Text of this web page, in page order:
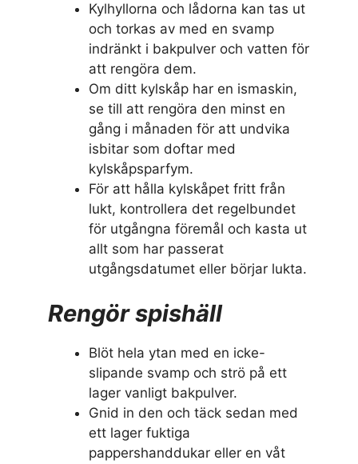
Kylhyllorna och lådorna kan tas ut
och torkas av med en svamp
indränkt i bakpulver och vatten för
att rengöra dem.
Om ditt kylskåp har en ismaskin,
se till att rengöra den minst en
gång i månaden för att undvika
isbitar som doftar med
kylskåpsparfym.
För att hålla kylskåpet fritt från
lukt, kontrollera det regelbundet
för utgångna föremål och kasta ut
allt som har passerat
utgångsdatumet eller börjar lukta.
Rengör spishäll
Blöt hela ytan med en icke-
slipande svamp och strö på ett
lager vanligt bakpulver.
Gnid in den och täck sedan med
ett lager fuktiga
pappershanddukar eller en våt